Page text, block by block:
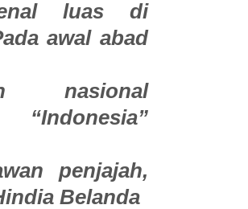
luas di
awal abad
nasional
penjajah,
Belanda